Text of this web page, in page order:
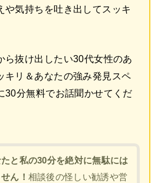
や気持ちを吐き出してスッキ
ら抜け出したい30代女性のあ
キリ＆あなたの強み発見スペ
30分無料でお話聞かせてくだ
と私の30分を絶対に無駄には
ん！ 相談後の怪しい勧誘や営